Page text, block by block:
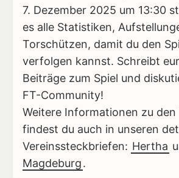
7. Dezember 2025 um 13:30
es alle Statistiken,
Torschützen, damit du den
verfolgen kannst. Schreibt
Beiträge zum Spiel und
FT-Community!
Weitere Informationen zu den
findest du auch in unseren
Vereinssteckbriefen: Hertha
Magdeburg.